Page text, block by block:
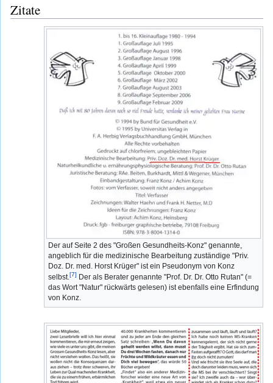
Zitate
Der auf Seite 2 des "Großen Gesundheits-Konz" genannte,
angeblich für die medizinische Bearbeitung zuständige "Priv.
Doz. Dr. med. Horst Krüger" ist ein Pseudonym von Konz
selbst.[7] Der als Berater genannte "Prof. Dr. Dr. Otto Rutan" (=
das Wort "Natur" rückwärts gelesen) ist ebenfalls eine Erfindung
von Konz.